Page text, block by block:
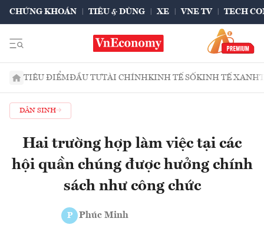
CHỨNG KHOÁN TIÊU & DÙNG XE VNE TV TECH
TIÊU ĐIỂMĐẦU TƯTÀI CHÍNHKINH TẾ SỐKINH TẾ XANH
DÂN SINH
Hai trường hợp làm việc tại các
hội quần chúng được hưởng chính
sách như công chức
P Phúc Minh